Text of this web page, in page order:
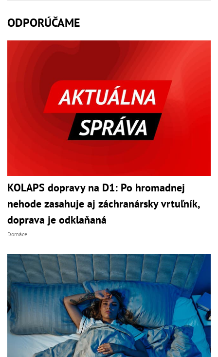
ODPORÚČAME
KOLAPS dopravy na D1: Po hromadnej
nehode zasahuje aj záchranársky vrtuľník,
doprava je odklaňaná
Domáce